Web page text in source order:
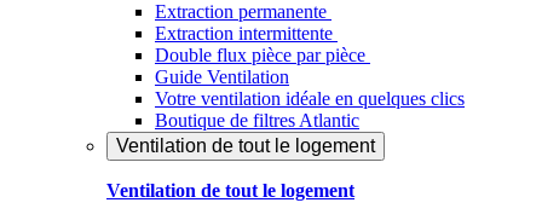
Extraction permanente
Extraction intermittente
Double flux pièce par pièce
Guide Ventilation
Votre ventilation idéale en quelques clics
Boutique de filtres Atlantic
Ventilation de tout le logement
Ventilation de tout le logement